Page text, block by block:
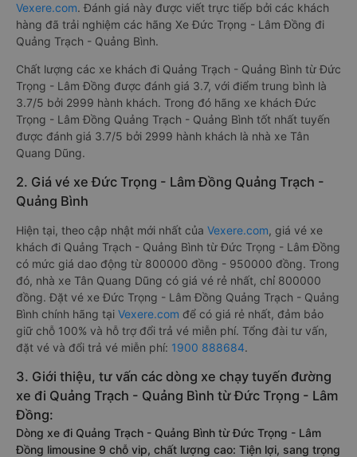
Vexere.com. Đánh giá này được viết trực tiếp bởi các khách
hàng đã trải nghiệm các hãng Xe Đức Trọng - Lâm Đồng đi
Quảng Trạch - Quảng Bình.
Chất lượng các xe khách đi Quảng Trạch - Quảng Bình từ Đức
Trọng - Lâm Đồng được đánh giá 3.7, với điểm trung bình là
3.7/5 bởi 2999 hành khách. Trong đó hãng xe khách Đức
Trọng - Lâm Đồng Quảng Trạch - Quảng Bình tốt nhất tuyến
được đánh giá 3.7/5 bởi 2999 hành khách là nhà xe Tân
Quang Dũng.
2. Giá vé xe Đức Trọng - Lâm Đồng Quảng Trạch -
Quảng Bình
Hiện tại, theo cập nhật mới nhất của Vexere.com, giá vé xe
khách đi Quảng Trạch - Quảng Bình từ Đức Trọng - Lâm Đồng
có mức giá dao động từ 800000 đồng - 950000 đồng. Trong
đó, nhà xe Tân Quang Dũng có giá vé rẻ nhất, chỉ 800000
đồng. Đặt vé xe Đức Trọng - Lâm Đồng Quảng Trạch - Quảng
Bình chính hãng tại Vexere.com để có giá rẻ nhất, đảm bảo
giữ chỗ 100% và hỗ trợ đổi trả vé miễn phí. Tổng đài tư vấn,
đặt vé và đổi trả vé miễn phí: 1900 888684.
3. Giới thiệu, tư vấn các dòng xe chạy tuyến đường
xe đi Quảng Trạch - Quảng Bình từ Đức Trọng - Lâm
Đồng:
Dòng xe đi Quảng Trạch - Quảng Bình từ Đức Trọng - Lâm
Đồng limousine 9 chỗ vip, chất lượng cao: Tiện lợi, sang trọng